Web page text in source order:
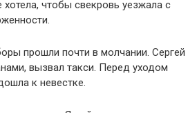
чтобы свекровь уезжала с
прошли почти в молчании. Сергей
вызвал такси. Перед уходом
к невестке.